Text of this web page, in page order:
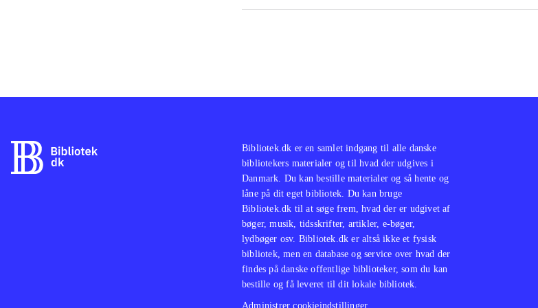
Bibliotek.dk er en samlet indgang til alle danske
bibliotekers materialer og til hvad der udgives i
Danmark. Du kan bestille materialer og så hente og
låne på dit eget bibliotek. Du kan bruge
Bibliotek.dk til at søge frem, hvad der er udgivet af
bøger, musik, tidsskrifter, artikler, e-bøger,
lydbøger osv. Bibliotek.dk er altså ikke et fysisk
bibliotek, men en database og service over hvad der
findes på danske offentlige biblioteker, som du kan
bestille og få leveret til dit lokale bibliotek.
Administrer cookieindstillinger